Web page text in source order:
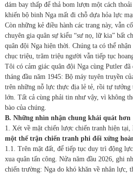
dám bay thấp để thả bom lượn một cách
khiến bộ binh Nga mất đi chỗ dựa hỏa lực
Còn những kẻ điều hành các trang này, vẫn
chuyên gia quân sự kiểu “sư nọ, lữ kia” bất
quân đội Nga hiện thời. Chúng ta có thể
chục triệu, trăm triệu người vẫn tiếp tục
Tôi có cảm giác quân đội Nga cùng Putler
tháng đầu năm 1945: Bộ máy tuyên truyền
trên những nỗ lực thực địa lẻ tẻ, rồi tự tưởng
lớn. Tất cả cùng phải tin như vậy, vì không
bào của chúng.
B. Những nhìn nhận chung khái quát hơn
1. Xét về mặt chiến lược chiến tranh hiện tại,
một thế trận chiến tranh phi đối xứng
1.1. Trên mặt đất, để tiếp tục duy trì động
xua quân tấn công. Nửa năm đầu 2026, ghi
chiến trường: Nga do khó khăn về nhân lực,